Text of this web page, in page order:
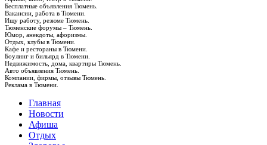
Бесплатные объявления Тюмень.
Вакансии, работа в Тюмени.
Ищу работу, резюме Тюмень.
Тюменские форумы – Тюмень.
Юмор, анекдоты, афоризмы.
Отдых, клубы в Тюмени.
Кафе и рестораны в Тюмени.
Боулинг и бильярд в Тюмени.
Недвижимость, дома, квартиры Тюмень.
Авто объявления Тюмень.
Компании, фирмы, отзывы Тюмень.
Реклама в Тюмени.
Главная
Новости
Афиша
Отдых